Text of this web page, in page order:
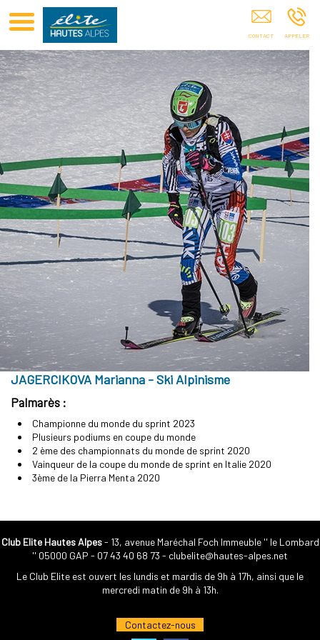
Club Elite Hautes-Alpes Sponsoring De Sportifs GAP
JAGERCIKOVA Marianna - Ski Alpinisme
Palmarès :
Championne du monde du sprint 2023
Plusieurs podiums en coupe du monde
2 ème des championnats du monde de sprint 2020
Vainqueur de la coupe du monde de sprint en Italie 2020
3ème de la Pierra Menta 2020
Club Elite Hautes Alpes- 13, avenue Maréchal Foch Immeuble '' le Lombard
'' 05000 GAP - 07 43 40 68 73 - clubelite@hautes-alpes.net
Le Club Elite est ouvert les lundis et mardis de 9h à 17h, ainsi que le
mercredi matin de 9h à 13h.
Contactez-nous